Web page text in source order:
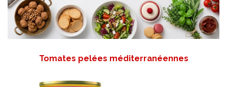
Tomates pelées méditerranéennes